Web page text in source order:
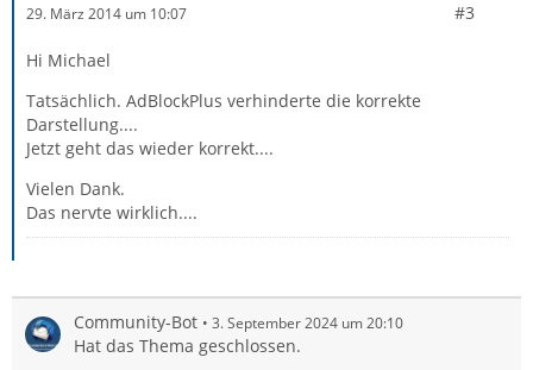
29. März 2014 um 10:07 #3
Hi Michael
Tatsächlich. AdBlockPlus verhinderte die korrekte
Darstellung....
Jetzt geht das wieder korrekt....
Vielen Dank.
Das nervte wirklich....
Community-Bot 3. September 2024 um 20:10
Hat das Thema geschlossen.